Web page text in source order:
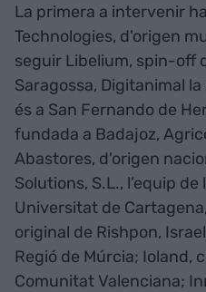
La primera a intervenir
Technologies, d'origen
seguir Libelium, spin-off
Saragossa, Digitanimal
és a San Fernando de
fundada a Badajoz,
Abastores, d'origen
Solutions, S.L., l’equip
Universitat de
original de Rishpon,
Regió de Múrcia; Ioland,
Comunitat Valenciana;